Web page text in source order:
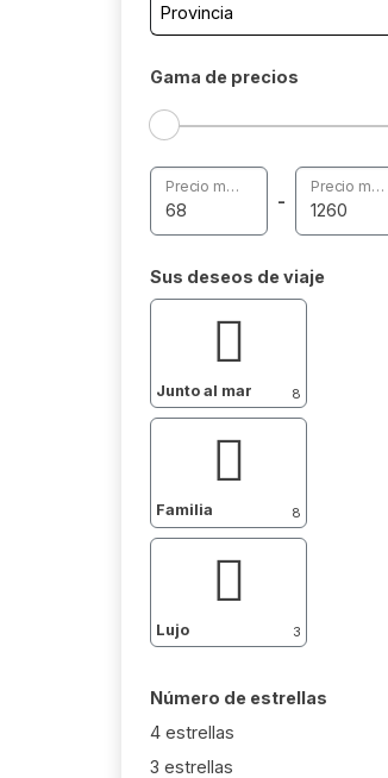
Provincia
Gama de precios
Precio mínimo
-
Precio máximo
Sus deseos de viaje
Junto al mar 8
Familia 8
Lujo 3
Número de estrellas
4 estrellas
3 estrellas